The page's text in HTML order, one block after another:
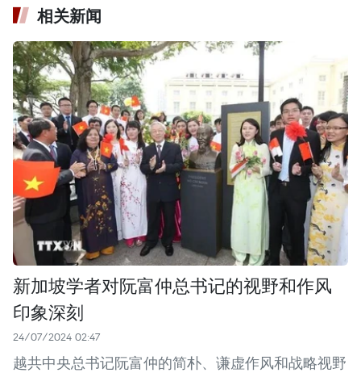
相关新闻
新加坡学者对阮富仲总书记的视野和作风
印象深刻
24/07/2024 02:47
越共中央总书记阮富仲的简朴、谦虚作风和战略视野